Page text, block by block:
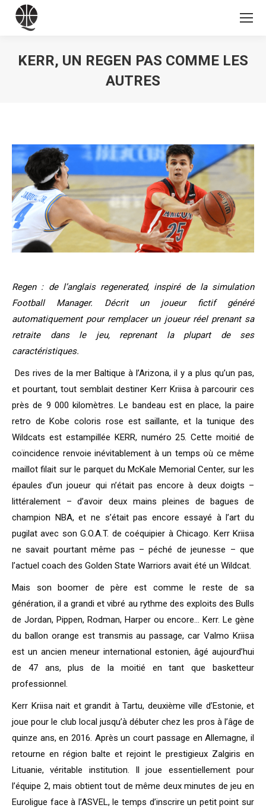
KERR, UN REGEN PAS COMME LES
AUTRES
Regen : de l’anglais regenerated, inspiré de la simulation
Football Manager. Décrit un joueur fictif généré
automatiquement pour remplacer un joueur réel prenant sa
retraite dans le jeu, reprenant la plupart de ses
caractéristiques.
Des rives de la mer Baltique à l’Arizona, il y a plus qu’un pas,
et pourtant, tout semblait destiner Kerr Kriisa à parcourir ces
près de 9 000 kilomètres. Le bandeau est en place, la paire
retro de Kobe coloris rose est saillante, et la tunique des
Wildcats est estampillée KERR, numéro 25. Cette moitié de
coïncidence renvoie inévitablement à un temps où ce même
maillot filait sur le parquet du McKale Memorial Center, sur les
épaules d’un joueur qui n’était pas encore à deux doigts –
littéralement – d’avoir deux mains pleines de bagues de
champion NBA, et ne s’était pas encore essayé à l’art du
pugilat avec son G.O.A.T. de coéquipier à Chicago. Kerr Kriisa
ne savait pourtant même pas – péché de jeunesse – que
l’actuel coach des Golden State Warriors avait été un Wildcat.
Mais son boomer de père est comme le reste de sa
génération, il a grandi et vibré au rythme des exploits des Bulls
de Jordan, Pippen, Rodman, Harper ou encore… Kerr. Le gène
du ballon orange est transmis au passage, car Valmo Kriisa
est un ancien meneur international estonien, âgé aujourd’hui
de 47 ans, plus de la moitié en tant que basketteur
professionnel.
Kerr Kriisa nait et grandit à Tartu, deuxième ville d’Estonie, et
joue pour le club local jusqu’à débuter chez les pros à l’âge de
quinze ans, en 2016. Après un court passage en Allemagne, il
retourne en région balte et rejoint le prestigieux Zalgiris en
Lituanie, véritable institution. Il joue essentiellement pour
l’équipe 2, mais obtient tout de même deux minutes de jeu en
Euroligue face à l’ASVEL, le temps d’inscrire un petit point sur